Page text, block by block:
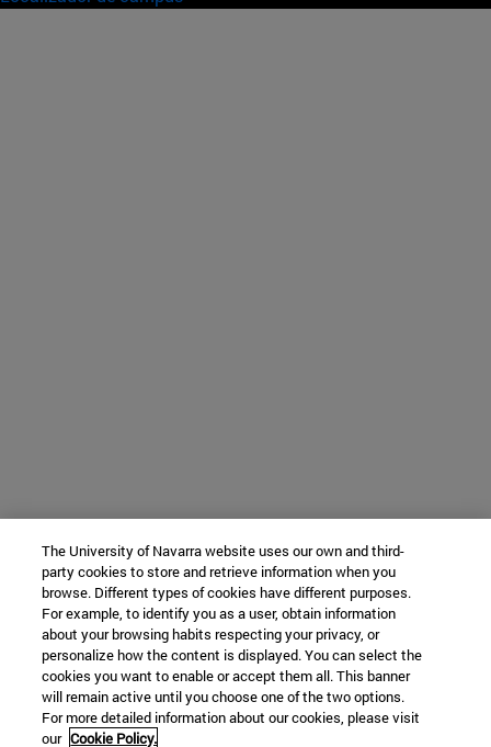
The University of Navarra website uses our own and third-
party cookies to store and retrieve information when you
browse. Different types of cookies have different purposes.
For example, to identify you as a user, obtain information
about your browsing habits respecting your privacy, or
personalize how the content is displayed. You can select the
cookies you want to enable or accept them all. This banner
will remain active until you choose one of the two options.
For more detailed information about our cookies, please visit
our Cookie Policy.